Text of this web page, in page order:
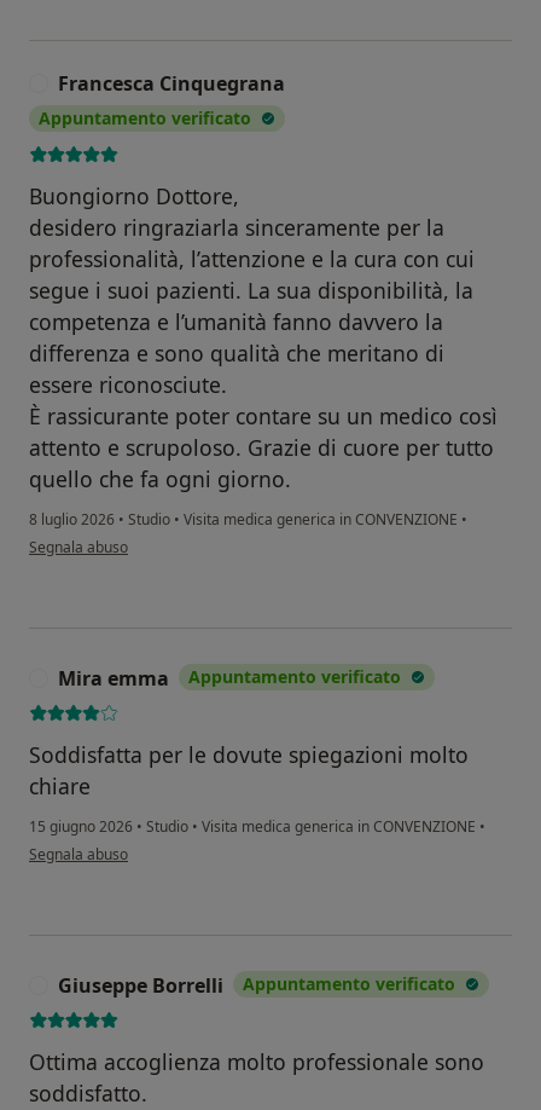
Francesca Cinquegrana
Appuntamento verificato
Buongiorno Dottore,
desidero ringraziarla sinceramente per la
professionalità, l’attenzione e la cura con cui
segue i suoi pazienti. La sua disponibilità, la
competenza e l’umanità fanno davvero la
differenza e sono qualità che meritano di
essere riconosciute.
È rassicurante poter contare su un medico così
attento e scrupoloso. Grazie di cuore per tutto
quello che fa ogni giorno.
8 luglio 2026 • Studio • Visita medica generica in CONVENZIONE •
secondo l'opinione dell'utente Francesca Cinquegrana
Segnala abuso
Mira emma Appuntamento verificato
Soddisfatta per le dovute spiegazioni molto
chiare
15 giugno 2026 • Studio • Visita medica generica in CONVENZIONE •
secondo l'opinione dell'utente Mira emma
Segnala abuso
Giuseppe Borrelli Appuntamento verificato
Ottima accoglienza molto professionale sono
soddisfatto.